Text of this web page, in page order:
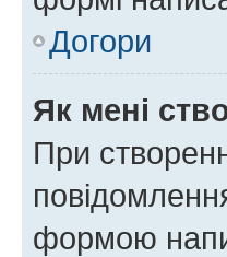
Догори
Як мені
При
формою